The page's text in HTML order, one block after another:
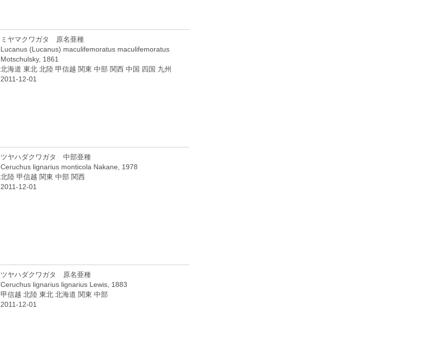
ミヤマクワガタ 原名亜種
Lucanus (Lucanus) maculifemoratus maculifemoratus
Motschulsky, 1861
北海道 東北 北陸 甲信越 関東 中部 関西 中国 四国 九州
2011-12-01
ツヤハダクワガタ 中部亜種
Ceruchus lignarius monticola Nakane, 1978
北陸 甲信越 関東 中部 関西
2011-12-01
ツヤハダクワガタ 原名亜種
Ceruchus lignarius lignarius Lewis, 1883
甲信越 北陸 東北 北海道 関東 中部
2011-12-01